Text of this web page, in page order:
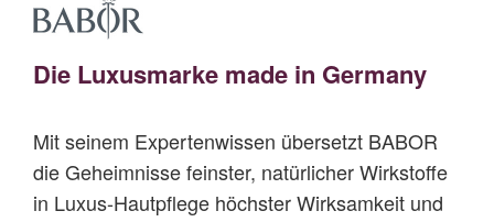
Die Luxusmarke made in Germany
Mit seinem Expertenwissen übersetzt BABOR
die Geheimnisse feinster, natürlicher Wirkstoffe
in Luxus-Hautpflege höchster Wirksamkeit und